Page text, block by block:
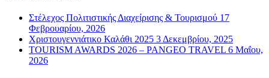
Στέλεχος Πολιτιστικής Διαχείρισης & Τουρισμού 17
Φεβρουαρίου, 2026
Χριστουγεννιάτικο Καλάθι 2025 3 Δεκεμβρίου, 2025
TOURISM AWARDS 2026 – PANGEO TRAVEL 6 Μαΐου,
2026